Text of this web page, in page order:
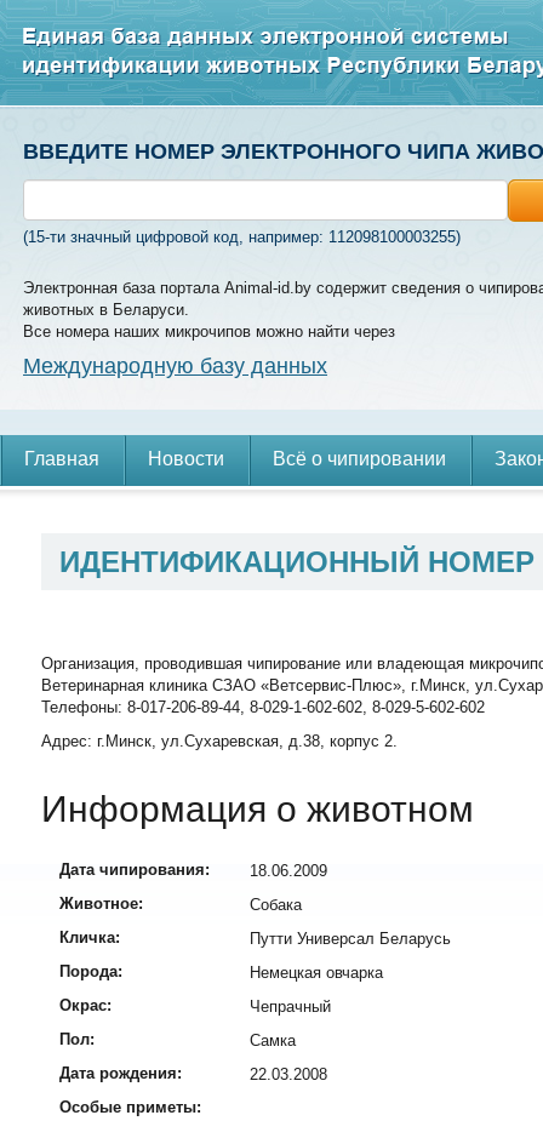
ВВЕДИТЕ НОМЕР ЭЛЕКТРОННОГО ЧИПА
(15-ти значный цифровой код, например: 112098100003255)
Электронная база портала Animal-id.by содержит сведения о
животных в Беларуси.
Все номера наших микрочипов можно найти через
Международную базу данных
Главная Новости Всё о чипировании
ИДЕНТИФИКАЦИОННЫЙ
Организация, проводившая чипирование или владеющая
Ветеринарная клиника СЗАО «Ветсервис-Плюс», г.Минск,
Телефоны: 8-017-206-89-44, 8-029-1-602-602, 8-029-5-602-602
Адрес: г.Минск, ул.Сухаревская, д.38, корпус 2.
Информация о животном
Дата чипирования:
18.06.2009
Животное:
Собака
Кличка:
Путти Универсал Беларусь
Порода:
Немецкая овчарка
Окрас:
Чепрачный
Пол:
Самка
Дата рождения:
22.03.2008
Особые приметы: